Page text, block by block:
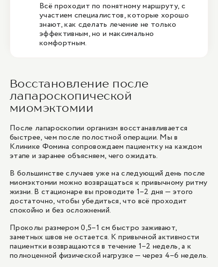
Всё проходит по понятному маршруту, с
участием специалистов, которые хорошо
знают, как сделать лечение не только
эффективным, но и максимально
комфортным.
Восстановление после
лапароскопической
миомэктомии
После лапароскопии организм восстанавливается
быстрее, чем после полостной операции. Мы в
Клинике Фомина сопровождаем пациентку на каждом
этапе и заранее объясняем, чего ожидать.
В большинстве случаев уже на следующий день после
миомэктомии можно возвращаться к привычному ритму
жизни. В стационаре вы проводите 1–2 дня — этого
достаточно, чтобы убедиться, что всё проходит
спокойно и без осложнений.
Проколы размером 0,5–1 см быстро заживают,
заметных швов не остается. К привычной активности
пациентки возвращаются в течение 1–2 недель, а к
полноценной физической нагрузке — через 4–6 недель.